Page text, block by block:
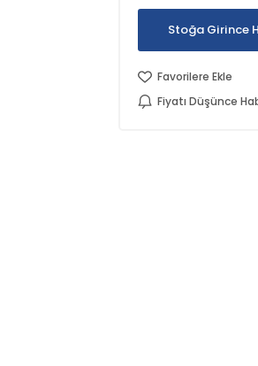
Stoğa Girince
Favorilere Ekle
Fiyatı Düşünce